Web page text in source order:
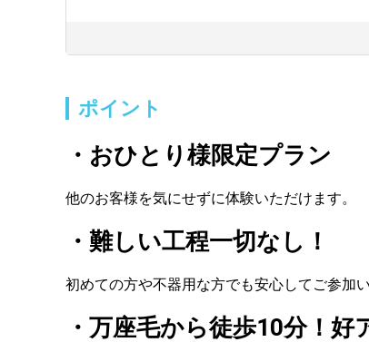
ポイント
・おひとり様限定プラン
他のお客様を気にせずに体験いただけます。
・難しい工程一切なし！
初めての方や不器用な方でも安心してご参加
・万座毛から徒歩10分！好